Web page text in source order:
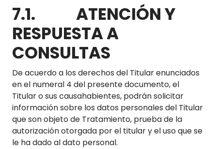
7.1. ATENCIÓN Y
RESPUESTA A
CONSULTAS
De acuerdo a los derechos del Titular enunciados
en el numeral 4 del presente documento, el
Titular o sus causahabientes, podrán solicitar
información sobre los datos personales del Titular
que son objeto de Tratamiento, prueba de la
autorización otorgada por el titular y el uso que se
le ha dado al dato personal.